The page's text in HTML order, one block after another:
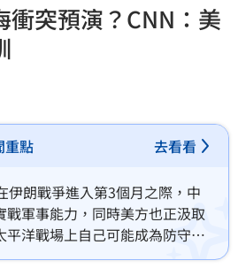
衝突預演？CNN：美
重點 去看看
伊朗戰爭進入第3個月之際，中
戰軍事能力，同時美方也正汲取
洋戰場上自己可能成為防守